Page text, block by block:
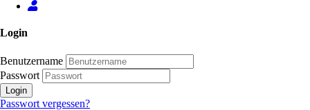
Login
Benutzername
Passwort
Login
Passwort vergessen?